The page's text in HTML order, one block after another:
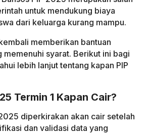
untuk mendukung biaya
dari keluarga kurang mampu.
memberikan bantuan
memenuhi syarat. Berikut ini bagi
lebih lanjut tentang kapan PIP
Termin 1 Kapan Cair?
diperkirakan akan cair setelah
dan validasi data yang